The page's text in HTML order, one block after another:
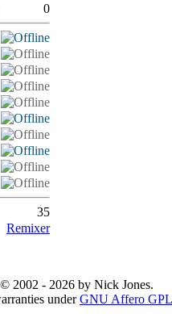
0
35
Remixer
2002 - 2026 by Nick Jones.
underGNU Affero GPL